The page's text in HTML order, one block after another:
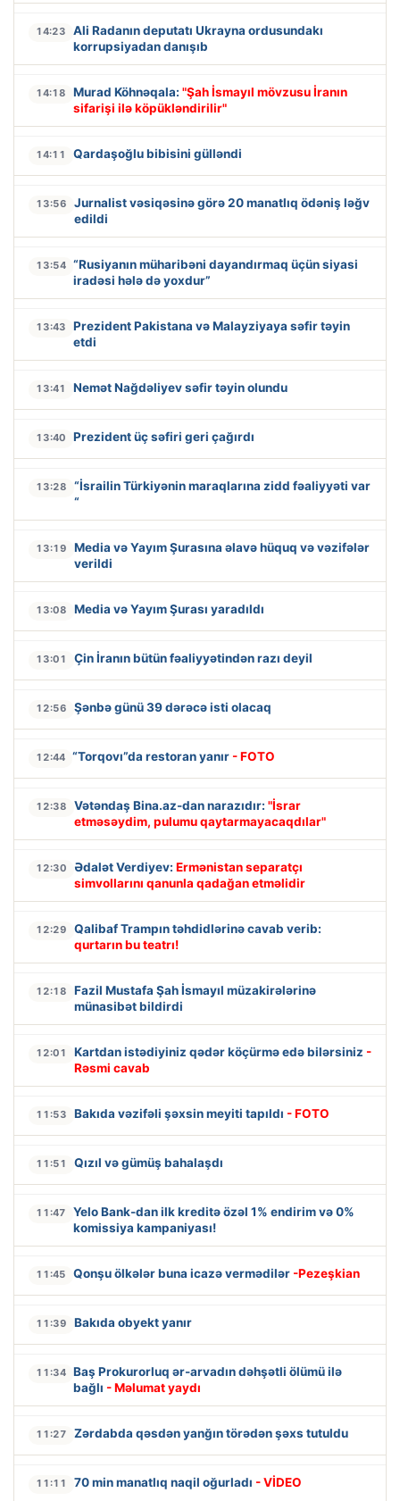
14:23
Ali Radanın deputatı Ukrayna ordusundakı
korrupsiyadan danışıb
14:18 Murad Köhnəqala: "Şah İsmayıl mövzusu İranın
sifarişi ilə köpükləndirilir"
14:11 Qardaşoğlu bibisini gülləndi
13:56
Jurnalist vəsiqəsinə görə 20 manatlıq ödəniş ləğv
edildi
13:54 “Rusiyanın müharibəni dayandırmaq üçün siyasi
iradəsi hələ də yoxdur”
13:43
Prezident Pakistana və Malayziyaya səfir təyin
etdi
13:41 Nemət Nağdəliyev səfir təyin olundu
13:40 Prezident üç səfiri geri çağırdı
13:28
“İsrailin Türkiyənin maraqlarına zidd fəaliyyəti var
“
13:19
Media və Yayım Şurasına əlavə hüquq və vəzifələr
verildi
13:08 Media və Yayım Şurası yaradıldı
13:01 Çin İranın bütün fəaliyyətindən razı deyil
12:56 Şənbə günü 39 dərəcə isti olacaq
12:44 “Torqovı”da restoran yanır - FOTO
12:38 Vətəndaş Bina.az-dan narazıdır: "İsrar
etməsəydim, pulumu qaytarmayacaqdılar"
12:30 Ədalət Verdiyev: Ermənistan separatçı
simvollarını qanunla qadağan etməlidir
12:29
Qalibaf Trampın təhdidlərinə cavab verib:
qurtarın bu teatrı!
12:18
Fazil Mustafa Şah İsmayıl müzakirələrinə
münasibət bildirdi
12:01 Kartdan istədiyiniz qədər köçürmə edə bilərsiniz -
Rəsmi cavab
11:53 Bakıda vəzifəli şəxsin meyiti tapıldı - FOTO
11:51 Qızıl və gümüş bahalaşdı
11:47
Yelo Bank-dan ilk kreditə özəl 1% endirim və 0%
komissiya kampaniyası!
11:45 Qonşu ölkələr buna icazə vermədilər -Pezeşkian
11:39 Bakıda obyekt yanır
11:34 Baş Prokurorluq ər-arvadın dəhşətli ölümü ilə
bağlı - Məlumat yaydı
11:27 Zərdabda qəsdən yanğın törədən şəxs tutuldu
11:11 70 min manatlıq naqil oğurladı - VİDEO